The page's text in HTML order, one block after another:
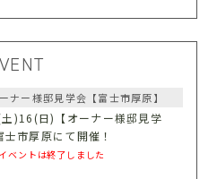
ナー様邸見学会【富士市厚原】
)16(日)【オーナー様邸見学
士市厚原にて開催！
ベントは終了しました